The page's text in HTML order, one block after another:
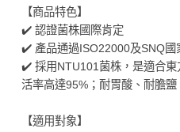
【商品特色】
✔️ 認證菌株國際肯定
✔️ 產品通過ISO22000及SNQ國
✔️ 採用NTU101菌株，是適合東
活率高達95%；耐胃酸、耐膽鹽
【適用對象】